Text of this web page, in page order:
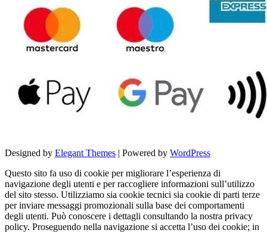
Designed by Elegant Themes | Powered by WordPress
Questo sito fa uso di cookie per migliorare l’esperienza di
navigazione degli utenti e per raccogliere informazioni sull’utilizzo
del sito stesso. Utilizziamo sia cookie tecnici sia cookie di parti terze
per inviare messaggi promozionali sulla base dei comportamenti
degli utenti. Può conoscere i dettagli consultando la nostra privacy
policy. Proseguendo nella navigazione si accetta l’uso dei cookie; in